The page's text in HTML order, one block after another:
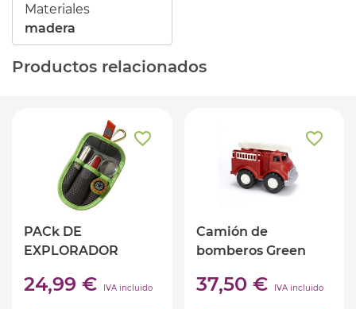
Materiales
madera
Productos relacionados
PACk DE
EXPLORADOR
24,99 € IVA incluido
Camión de
bomberos Green
37,50 € IVA incluido